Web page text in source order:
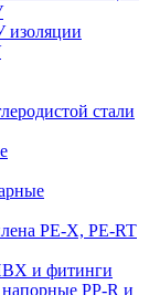
изоляции
стали
PE-X, PE-RT
и фитинги
PP-R и